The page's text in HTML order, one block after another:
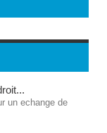
un echange de